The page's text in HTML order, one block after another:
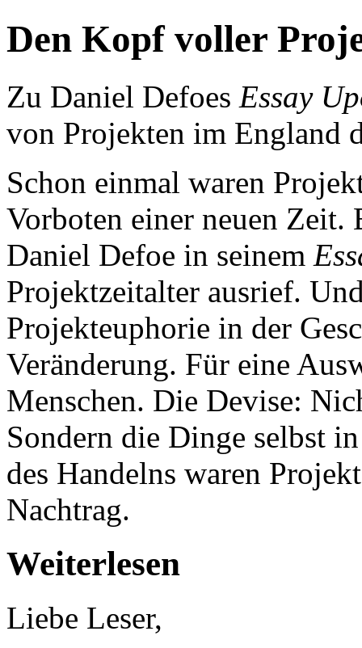
Den Kopf voller
Zu Daniel Defoes Essay
von Projekten im England
Schon einmal waren
Vorboten einer neuen Zeit.
Daniel Defoe in seinem
Projektzeitalter ausrief.
Projekteuphorie in der
Veränderung. Für eine
Menschen. Die Devise:
Sondern die Dinge selbst
des Handelns waren
Nachtrag.
Weiterlesen
Liebe Leser,